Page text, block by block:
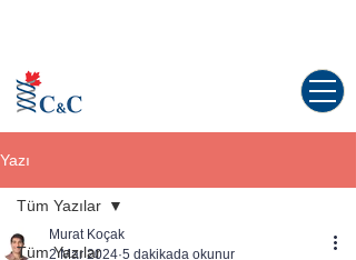
Yazı
Tüm Yazılar
Tüm Yazılar
Murat Koçak
2 Mar 2024 5 dakikada okunur